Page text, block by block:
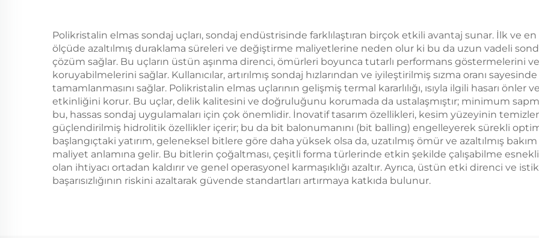
Polikristalin elmas sondaj uçları, sondaj endüstrisinde farklılaştıran birçok etkili avantaj sunar. İlk ve en
ölçüde azaltılmış duraklama süreleri ve değiştirme maliyetlerine neden olur ki bu da uzun vadeli
çözüm sağlar. Bu uçların üstün aşınma direnci, ömürleri boyunca tutarlı performans göstermelerini
koruyabilmelerini sağlar. Kullanıcılar, artırılmış sondaj hızlarından ve iyileştirilmiş sızma oranı
tamamlanmasını sağlar. Polikristalin elmas uçlarının gelişmiş termal kararlılığı, ısıyla ilgili hasarı önler
etkinliğini korur. Bu uçlar, delik kalitesini ve doğruluğunu korumada da ustalaşmıştır; minimum
bu, hassas sondaj uygulamaları için çok önemlidir. İnovatif tasarım özellikleri, kesim yüzeyinin
güçlendirilmiş hidrolitik özellikler içerir; bu da bit balonumanını (bit balling) engelleyerek sürekli
başlangıçtaki yatırım, geleneksel bitlere göre daha yüksek olsa da, uzatılmış ömür ve azaltılmış
maliyet anlamına gelir. Bu bitlerin çoğaltması, çeşitli forma türlerinde etkin şekilde çalışabilme
olan ihtiyacı ortadan kaldırır ve genel operasyonel karmaşıklığı azaltır. Ayrıca, üstün etki direnci ve
başarısızlığının riskini azaltarak güvende standartları artırmaya katkıda bulunur.